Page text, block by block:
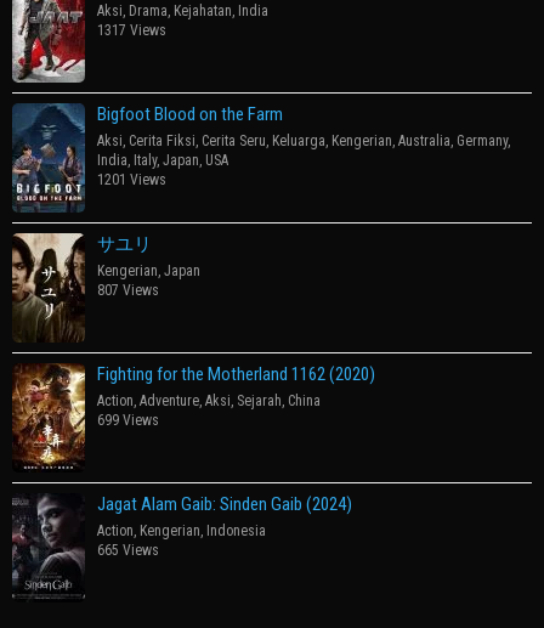
Aksi, Drama, Kejahatan, India
1317 Views
Bigfoot Blood on the Farm
Aksi, Cerita Fiksi, Cerita Seru, Keluarga, Kengerian, Australia, Germany,
India, Italy, Japan, USA
1201 Views
サユリ
Kengerian, Japan
807 Views
Fighting for the Motherland 1162 (2020)
Action, Adventure, Aksi, Sejarah, China
699 Views
Jagat Alam Gaib: Sinden Gaib (2024)
Action, Kengerian, Indonesia
665 Views